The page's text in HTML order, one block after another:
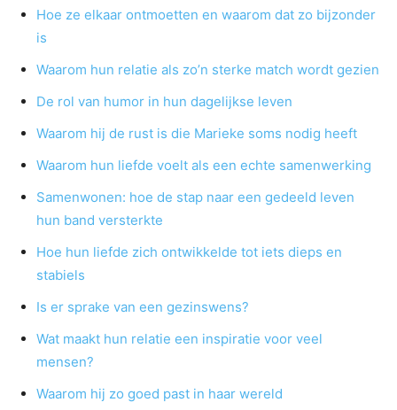
Hoe ze elkaar ontmoetten en waarom dat zo bijzonder
is
Waarom hun relatie als zo’n sterke match wordt gezien
De rol van humor in hun dagelijkse leven
Waarom hij de rust is die Marieke soms nodig heeft
Waarom hun liefde voelt als een echte samenwerking
Samenwonen: hoe de stap naar een gedeeld leven
hun band versterkte
Hoe hun liefde zich ontwikkelde tot iets dieps en
stabiels
Is er sprake van een gezinswens?
Wat maakt hun relatie een inspiratie voor veel
mensen?
Waarom hij zo goed past in haar wereld